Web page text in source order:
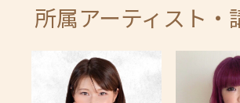
所属アーティスト・